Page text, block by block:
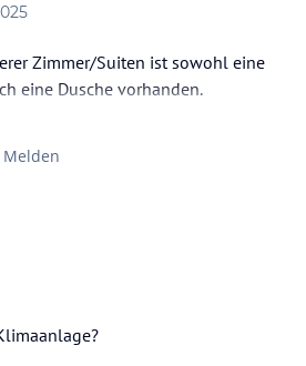
Zimmer/Suiten ist sowohl eine
eine Dusche vorhanden.
Melden